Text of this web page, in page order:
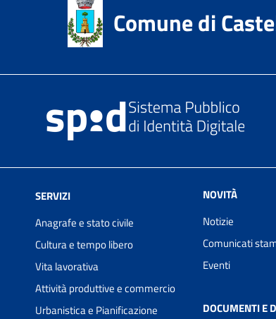
Comune di
SERVIZI
Anagrafe e stato civile
Cultura e tempo libero
Vita lavorativa
Attività produttive e commercio
Urbanistica e Pianificazione
NOVITÀ
Notizie
Comunicati
Eventi
DOCUMENTI E